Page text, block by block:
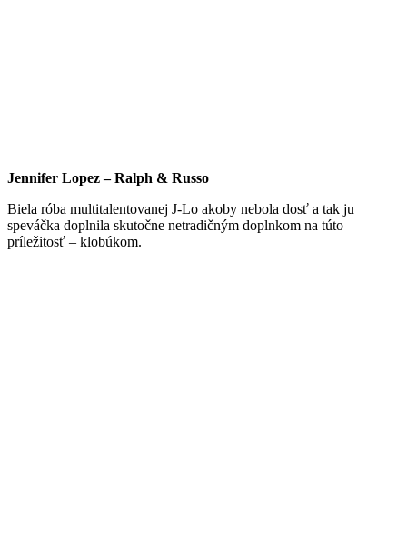
Jennifer Lopez – Ralph & Russo
Biela róba multitalentovanej J-Lo akoby nebola dosť a tak ju
speváčka doplnila skutočne netradičným doplnkom na túto
príležitosť – klobúkom.